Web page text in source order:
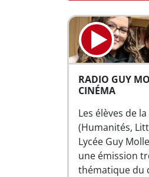
RADIO GUY
CINÉMA
Les élèves de
(Humanités,
Lycée Guy
une émission
thématique du